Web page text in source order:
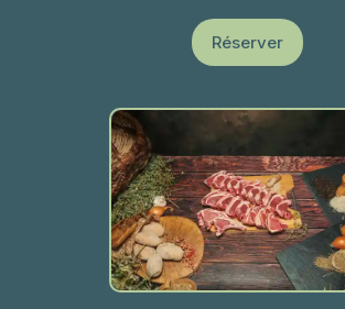
Réserver